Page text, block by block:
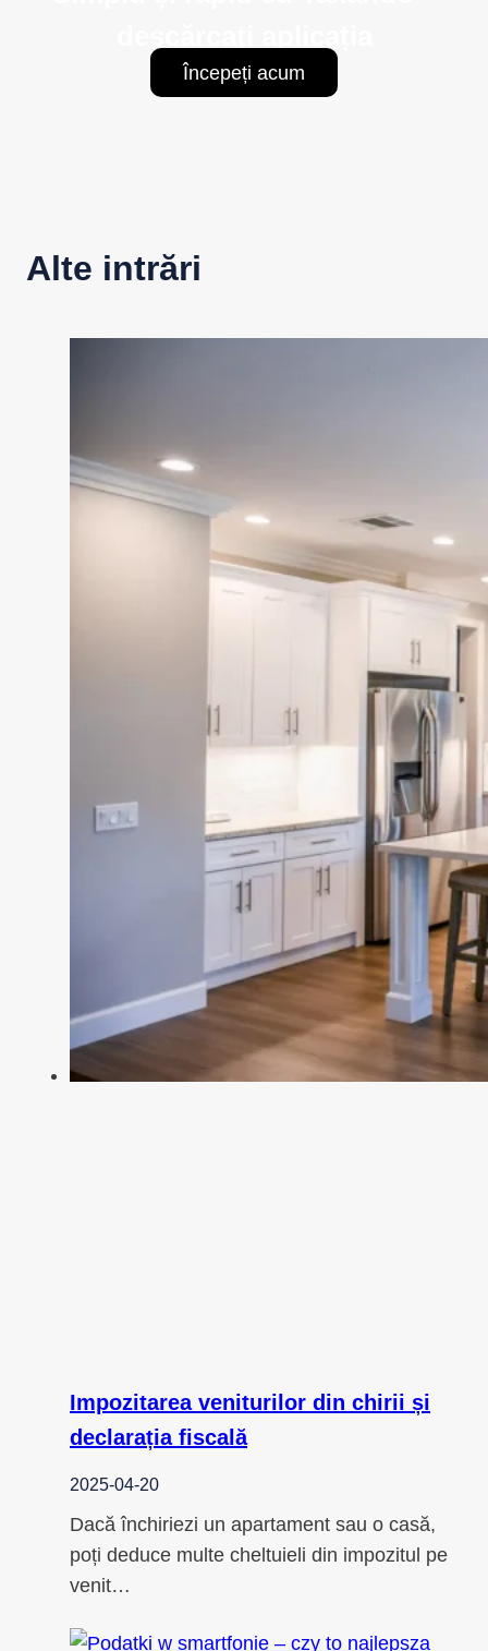
Începeți acum
Alte intrări
Impozitarea veniturilor din chirii și
declarația fiscală
2025-04-20
Dacă închiriezi un apartament sau o casă,
poți deduce multe cheltuieli din impozitul pe
venit…